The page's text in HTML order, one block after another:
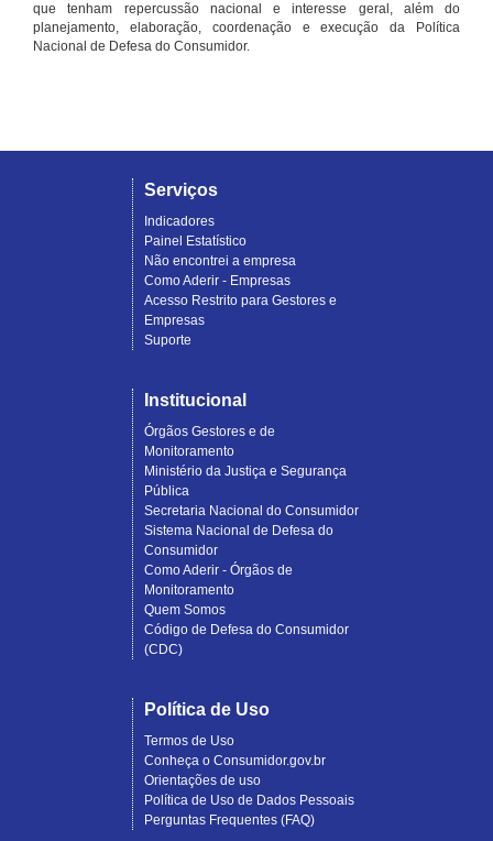
que tenham repercussão nacional e interesse geral, além do
planejamento, elaboração, coordenação e execução da Política
Nacional de Defesa do Consumidor.
Serviços
Indicadores
Painel Estatístico
Não encontrei a empresa
Como Aderir - Empresas
Acesso Restrito para Gestores e
Empresas
Suporte
Institucional
Órgãos Gestores e de
Monitoramento
Ministério da Justiça e Segurança
Pública
Secretaria Nacional do Consumidor
Sistema Nacional de Defesa do
Consumidor
Como Aderir - Órgãos de
Monitoramento
Quem Somos
Código de Defesa do Consumidor
(CDC)
Política de Uso
Termos de Uso
Conheça o Consumidor.gov.br
Orientações de uso
Política de Uso de Dados Pessoais
Perguntas Frequentes (FAQ)